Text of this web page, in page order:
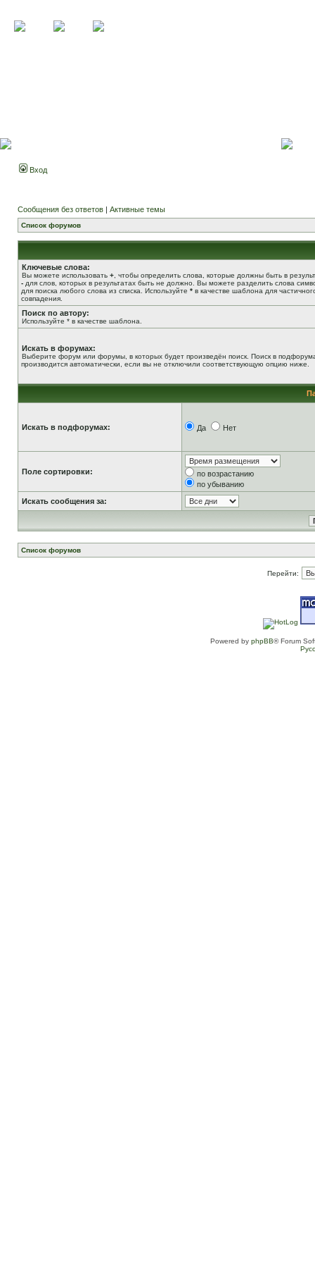
Вход
Сообщения без ответов | Активные темы
Список форумов
Ключевые слова:
Вы можете использовать + , чтобы определить слова, которые должны быть в
- для слов, которых в результатах быть не должно. Вы можете разделить слова
для поиска любого слова из списка. Используйте * в качестве шаблона для
совпадения.
Поиск по автору:
Используйте * в качестве шаблона.
Искать в форумах:
Выберите форум или форумы, в которых будет произведён поиск. Поиск в
производится автоматически, если вы не отключили соответствующую опцию ниже.
Искать в подфорумах: Да Нет
Поле сортировки:
по возрастанию
по убыванию
Искать сообщения за:
Список форумов
Перейти:
Powered by phpBB® Forum